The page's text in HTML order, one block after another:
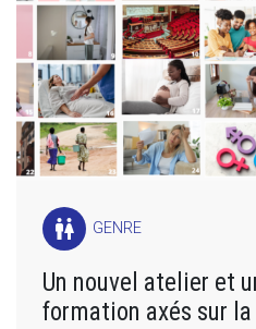
wc GENRE
Un nouvel atelier et
formation axés sur